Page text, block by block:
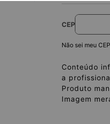
CEP
Não sei meu CEP
Conteúdo
a
Produto
Imagem